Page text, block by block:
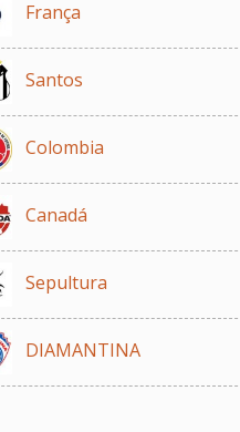
França
Santos
Colombia
Canadá
Sepultura
DIAMANTINA